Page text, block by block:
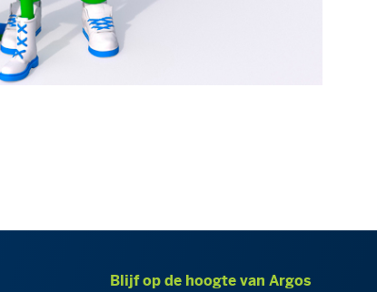
Blijf op de hoogte van Argos